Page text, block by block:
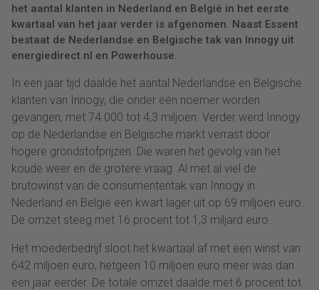
het aantal klanten in Nederland en België in het eerste
kwartaal van het jaar verder is afgenomen. Naast Essent
bestaat de Nederlandse en Belgische tak van Innogy uit
energiedirect.nl en Powerhouse.
In een jaar tijd daalde het aantal Nederlandse en Belgische
klanten van Innogy, die onder één noemer worden
gevangen, met 74.000 tot 4,3 miljoen. Verder werd Innogy
op de Nederlandse en Belgische markt verrast door
hogere grondstofprijzen. Die waren het gevolg van het
koude weer en de grotere vraag. Al met al viel de
brutowinst van de consumententak van Innogy in
Nederland en België een kwart lager uit op 69 miljoen euro.
De omzet steeg met 16 procent tot 1,3 miljard euro.
Het moederbedrijf sloot het kwartaal af met een winst van
642 miljoen euro, hetgeen 10 miljoen euro meer was dan
een jaar eerder. De totale omzet daalde met 6 procent tot